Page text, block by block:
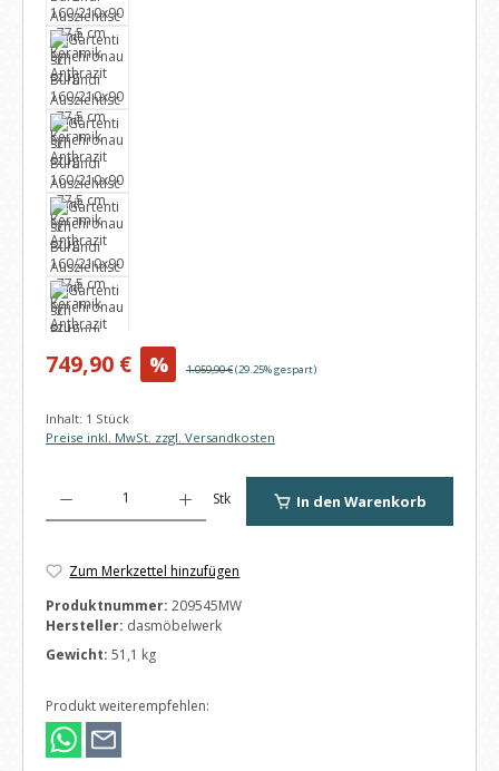
Verkaufspreis:
749,90 € % Regulärer Preis:
1.059,90 €(29.25% gespart)
Inhalt: 1 Stück
Preise inkl. MwSt. zzgl. Versandkosten
Stk In den Warenkorb
Zum Merkzettel hinzufügen
Produktnummer: 209545MW
Hersteller: dasmöbelwerk
Gewicht: 51,1 kg
Produkt weiterempfehlen: